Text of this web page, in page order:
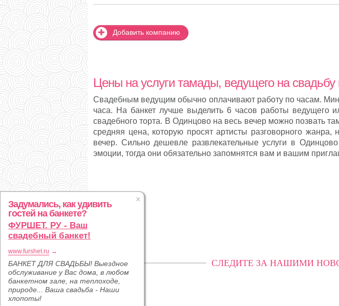
Добавить компанию
Цены на услуги тамады, ведущего на
Свадебным ведущим обычно оплачивают работу по часам.
часа. На банкет лучше выделить 6 часов работы ведущего
свадебного торта. В Одинцово на весь вечер можно позвать
средняя цена, которую просят артисты разговорного
вечер. Сильно дешевле развлекательные услуги в
эмоции, тогда они обязательно запомнятся вам и вашим
Задумались, как удивить
гостей на банкете?
ФУРШЕТ. РУ - Ваш
свадебный банкет!
www.furshet.ru →
БАНКЕТ ДЛЯ СВАДЬБЫ! Выездное
обслуживание у Вас дома, в любом
банкетном зале, на теплоходе,
природе... Ваша свадьба - Наши
хлопоты!
СЛЕДИТЕ ЗА НАШИМИ